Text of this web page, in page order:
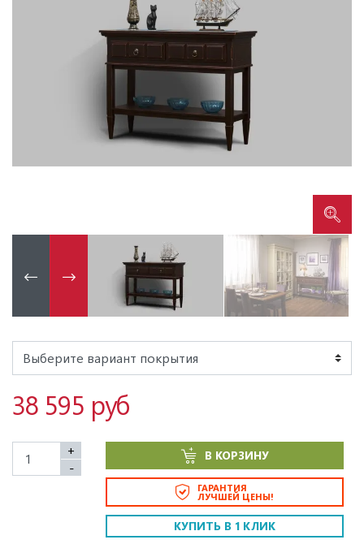
38 595 руб
+
-
В КОРЗИНУ
ГАРАНТИЯ
ЛУЧШЕЙ ЦЕНЫ!
КУПИТЬ В 1 КЛИК